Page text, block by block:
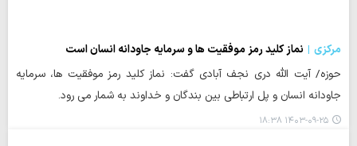
مرکزی
نماز کلید رمز موفقیت ها و سرمایه جاودانه انسان است
حوزه/ آیت الله دری نجف آبادی گفت: نماز کلید رمز موفقیت ها، سرمایه
جاودانه انسان و پل ارتباطی بین بندگان و خداوند به شمار می رود.
۱۴۰۳-۰۹-۲۵ ۱۸:۳۸